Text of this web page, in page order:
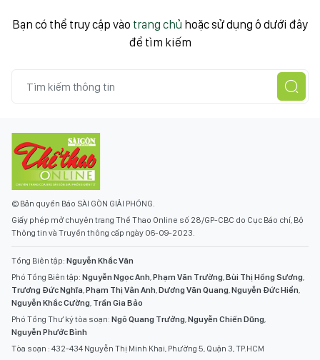
Bạn có thể truy cập vào trang chủ hoặc sử dụng ô dưới đây
để tìm kiếm
© Bản quyền Báo SÀI GÒN GIẢI PHÓNG.
Giấy phép mở chuyên trang Thể Thao Online số 28/GP-CBC do Cục Báo chí, Bộ
Thông tin và Truyền thông cấp ngày 06-09-2023.
Tổng Biên tập: Nguyễn Khắc Văn
Phó Tổng Biên tập: Nguyễn Ngọc Anh,Phạm Văn Trường,Bùi Thị Hồng Sương,
Trương Đức Nghĩa,Phạm Thị Vân Anh,Dương Văn Quang,Nguyễn Đức Hiển,
Nguyễn Khắc Cường, Trần Gia Bảo
Phó Tổng Thư ký tòa soạn: Ngô Quang Trưởng,Nguyễn Chiến Dũng,
Nguyễn Phước Bình
Tòa soạn : 432-434 Nguyễn Thị Minh Khai, Phường 5, Quận 3, TP.HCM